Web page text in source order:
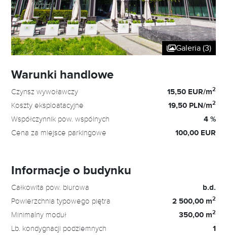
Galeria (3)
Warunki handlowe
Czynsz wywoławczy 15,50 EUR/m2
Koszty eksploatacyjne 19,50 PLN/m2
Współczynnik pow. wspólnych 4 %
Cena za miejsce parkingowe 100,00 EUR
Informacje o budynku
Całkowita pow. biurowa b.d.
Powierzchnia typowego piętra 2 500,00 m2
Minimalny moduł 350,00 m2
Lb. kondygnacji podziemnych 1